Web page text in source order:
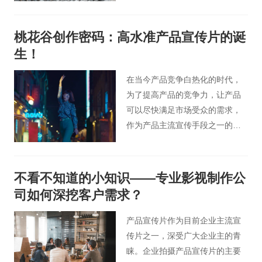
为大家分享下广告行业从业者具
备正确的价值观重要性。
桃花谷创作密码：高水准产品宣传片的诞
生！
在当今产品竞争白热化的时代，
为了提高产品的竞争力，让产品
可以尽快满足市场受众的需求，
作为产品主流宣传手段之一的产
的呢，下面就由桃花谷的小编从
三个部门为大家讲解。
不看不知道的小知识——专业影视制作公
司如何深挖客户需求？
产品宣传片作为目前企业主流宣
传片之一，深受广大企业主的青
睐。企业拍摄产品宣传片的主要